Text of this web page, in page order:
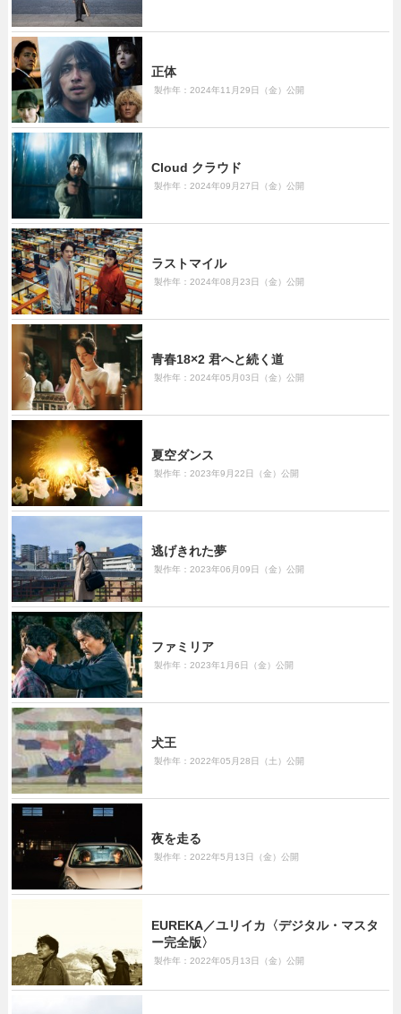
正体
製作年：2024年11月29日（金）公開
Cloud クラウド
製作年：2024年09月27日（金）公開
ラストマイル
製作年：2024年08月23日（金）公開
青春18×2 君へと続く道
製作年：2024年05月03日（金）公開
夏空ダンス
製作年：2023年9月22日（金）公開
逃げきれた夢
製作年：2023年06月09日（金）公開
ファミリア
製作年：2023年1月6日（金）公開
犬王
製作年：2022年05月28日（土）公開
夜を走る
製作年：2022年5月13日（金）公開
EUREKA／ユリイカ〈デジタル・マスタ
ー完全版〉
製作年：2022年05月13日（金）公開